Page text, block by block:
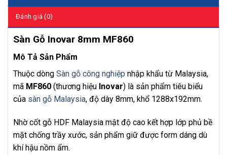
Đánh giá (0)
Sàn Gỗ Inovar 8mm MF860
Mô Tả Sản Phẩm
Thuộc dòng Sàn gỗ công nghiệp nhập khẩu từ Malaysia,
mã MF860 (thương hiệu Inovar) là sản phẩm tiêu biểu
của sàn gỗ Malaysia, độ dày 8mm, khổ 1288x192mm.
Nhờ cốt gỗ HDF Malaysia mật độ cao kết hợp lớp phủ bề
mặt chống trầy xước, sản phẩm giữ được form dáng dù
khí hậu nồm ẩm.